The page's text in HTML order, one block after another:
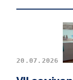
АСПІРАНТУ
НАВЧАННЯ
20.07.2026